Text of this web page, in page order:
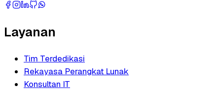
Layanan
Tim Terdedikasi
Rekayasa Perangkat Lunak
Konsultan IT